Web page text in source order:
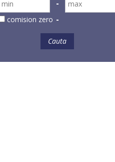
comision zero